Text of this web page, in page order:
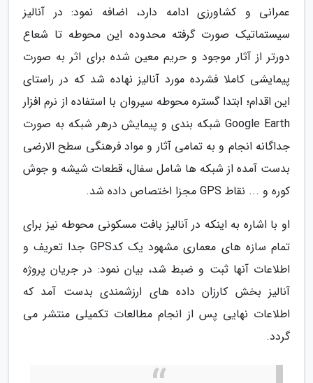
عمرانی و کشاورزی ادامه دارد، اضافه نمود: در آنالیز
سیستماتیک صورت گرفته محدوده این محوطه تا شعاع
دورتر از آثار موجود و حریم معین شده برای اثر به صورت
پیمایشی کاملا فشرده مورد آنالیز نهاده شد که در راستای
این اقدام؛ ابتدا گستره محوطه سیروان با استفاده از نرم افزار
Google Earth شبکه بندی و پیمایش درهر شبکه به صورت
جداگانه انجام و به تمامی آثار و مواد فرهنگی سطح الارضی
بدست آمده از شبکه ها شامل سفال، قطعات شیشه و جوش
کوره و ... نقاط GPS مجزا اختصاص داده شد.
او با اشاره به اینکه در آنالیز بافت مسکونی محوطه نیز برای
تمام سازه های معماری مشهود یک کدGPS جدا تعریف و
اطلاعات آنها ثبت و ضبط شد، بیان نمود: در جریان پروژه
آنالیز بخش کارزان داده های ارزشمندی بدست آمد که
اطلاعات نهایی پس از انجام مطالعات تکمیلی منتشر می
گردد.